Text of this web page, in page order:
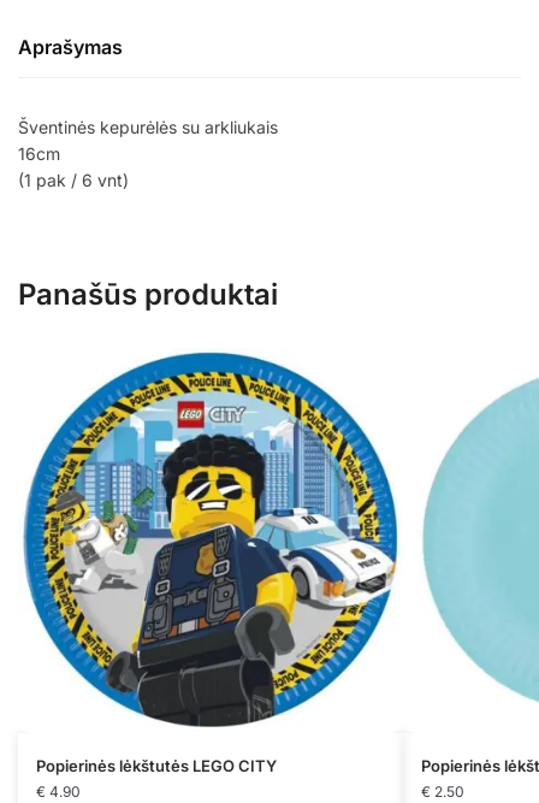
Aprašymas
Šventinės kepurėlės su arkliukais
16cm
(1 pak / 6 vnt)
Panašūs produktai
Popierinės lėkštutės LEGO CITY
€ 4.90
Popierinės
€ 2.50